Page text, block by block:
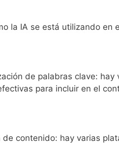
la IA se está utilizando en
de palabras clave:
para incluir en el
contenido: hay varias